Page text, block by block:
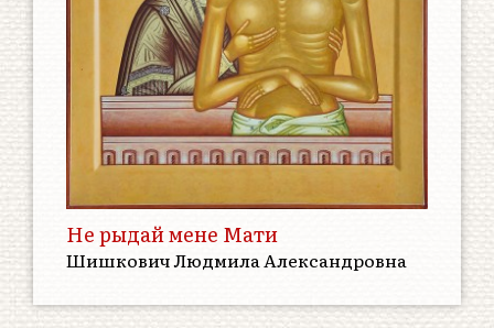
Не рыдай мене Мати
Шишкович Людмила Александровна